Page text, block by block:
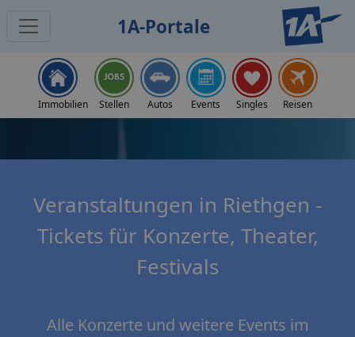
1A-Portale
Immobilien Stellen Autos Events Singles Reisen
Veranstaltungen in Riethgen -
Tickets für Konzerte, Theater,
Festivals
Alle Konzerte und weitere Events im